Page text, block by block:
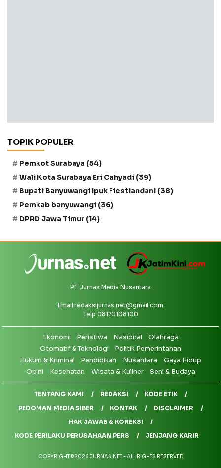
TOPIK POPULER
Pemkot Surabaya (54)
Wali Kota Surabaya Eri Cahyadi (39)
Bupati Banyuwangi Ipuk Fiestiandani (38)
Pemkab banyuwangi (36)
DPRD Jawa Timur (14)
PT. Jurnas Media Nusantara
Email redaksijurnas.net@gmail.com
Telp 08170108100
Ekonomi Peristiwa Nasional
Olahraga
Otomatif & Teknologi
Politik Pemerintahan
Hukum & Kriminal
Pendidikan Nusantara
Gaya Hidup
Opini
Kesehatan Wisata & Kuliner Seni & Budaya
TENTANG KAMI REDAKSI
KODE ETIK
PEDOMAN MEDIA SIBER
KONTAK
DISCLAIMER
HAK JAWAB & KOREKSI
KODE PERILAKU PERUSAHAAN PERS
JENJANG KARIR
COPYRIGHT © 2026 JURNAS.NET - ALL RIGHTS RESERVED